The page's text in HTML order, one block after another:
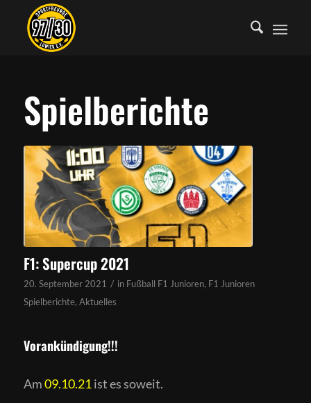
Spielberichte
F1: Supercup 2021
20. September 2021 / in Fußball F1 Junioren, F1 Junioren
Spielberichte, Aktuelles
Vorankündigung!!!
Am09.10.21 ist es soweit.